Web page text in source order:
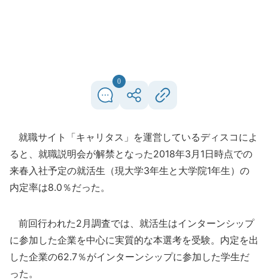
0
就職サイト「キャリタス」を運営しているディスコによ
ると、就職説明会が解禁となった2018年3月1日時点での
来春入社予定の就活生（現大学3年生と大学院1年生）の
内定率は8.0％だった。
前回行われた2月調査では、就活生はインターンシップ
に参加した企業を中心に実質的な本選考を受験。内定を出
した企業の62.7％がインターンシップに参加した学生だ
った。